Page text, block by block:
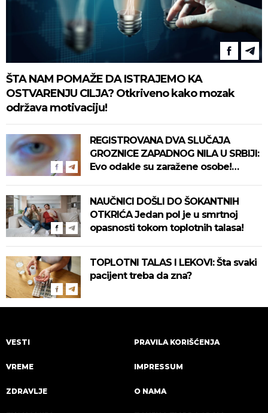
ŠTA NAM POMAŽE DA ISTRAJEMO KA
OSTVARENJU CILJA? Otkriveno kako mozak
održava motivaciju!
REGISTROVANA DVA SLUČAJA
GROZNICE ZAPADNOG NILA U SRBIJI:
Evo odakle su zaražene osobe!
NAUČNICI DOŠLI DO ŠOKANTNIH
OTKRIĆA Jedan pol je u smrtnoj
opasnosti tokom toplotnih talasa!
TOPLOTNI TALAS I LEKOVI: Šta svaki
pacijent treba da zna?
VESTI
VREME
ZDRAVLJE
PRAVILA KORIŠĆENJA
IMPRESSUM
O NAMA